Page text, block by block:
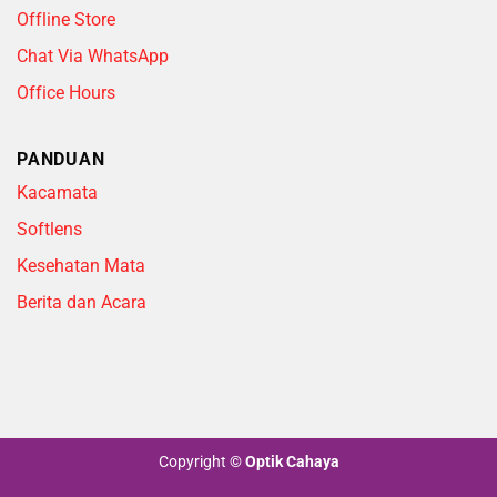
Offline Store
Chat Via WhatsApp
Office Hours
PANDUAN
Kacamata
Softlens
Kesehatan Mata
Berita dan Acara
Copyright ©Optik Cahaya